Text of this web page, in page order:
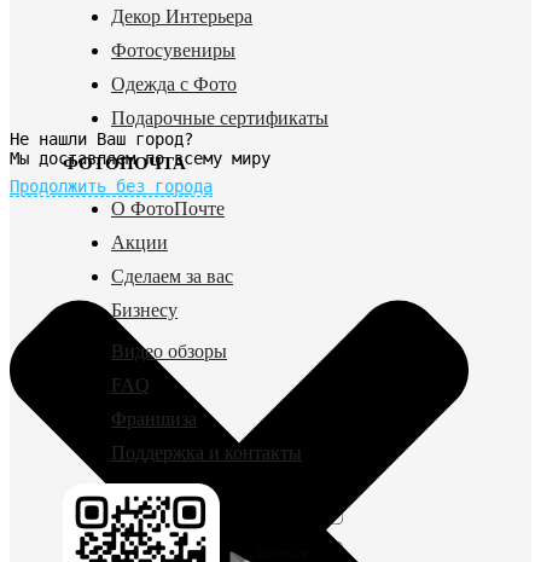
Не нашли Ваш город?
Мы доставляем по всему миру
Продолжить без города
Декор Интерьера
Фотосувениры
Одежда с Фото
Подарочные сертификаты
ФОТОПОЧТА
О ФотоПочте
Акции
Сделаем за вас
Бизнесу
Видео обзоры
FAQ
Франшиза
Поддержка и контакты